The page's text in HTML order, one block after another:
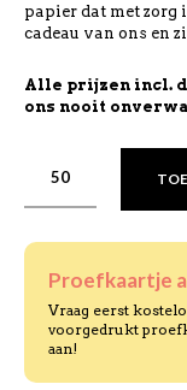
papier dat met zorg
cadeau van ons en
Alle prijzen incl.
ons nooit
Proefkaartje
Vraag eerst
voorgedrukt
aan!